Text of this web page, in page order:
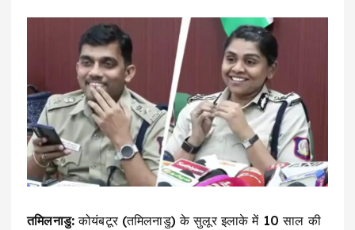
तमिलनाडु:कोयंबटूर (तमिलनाडु) के सुलूर इलाके में 10 साल की